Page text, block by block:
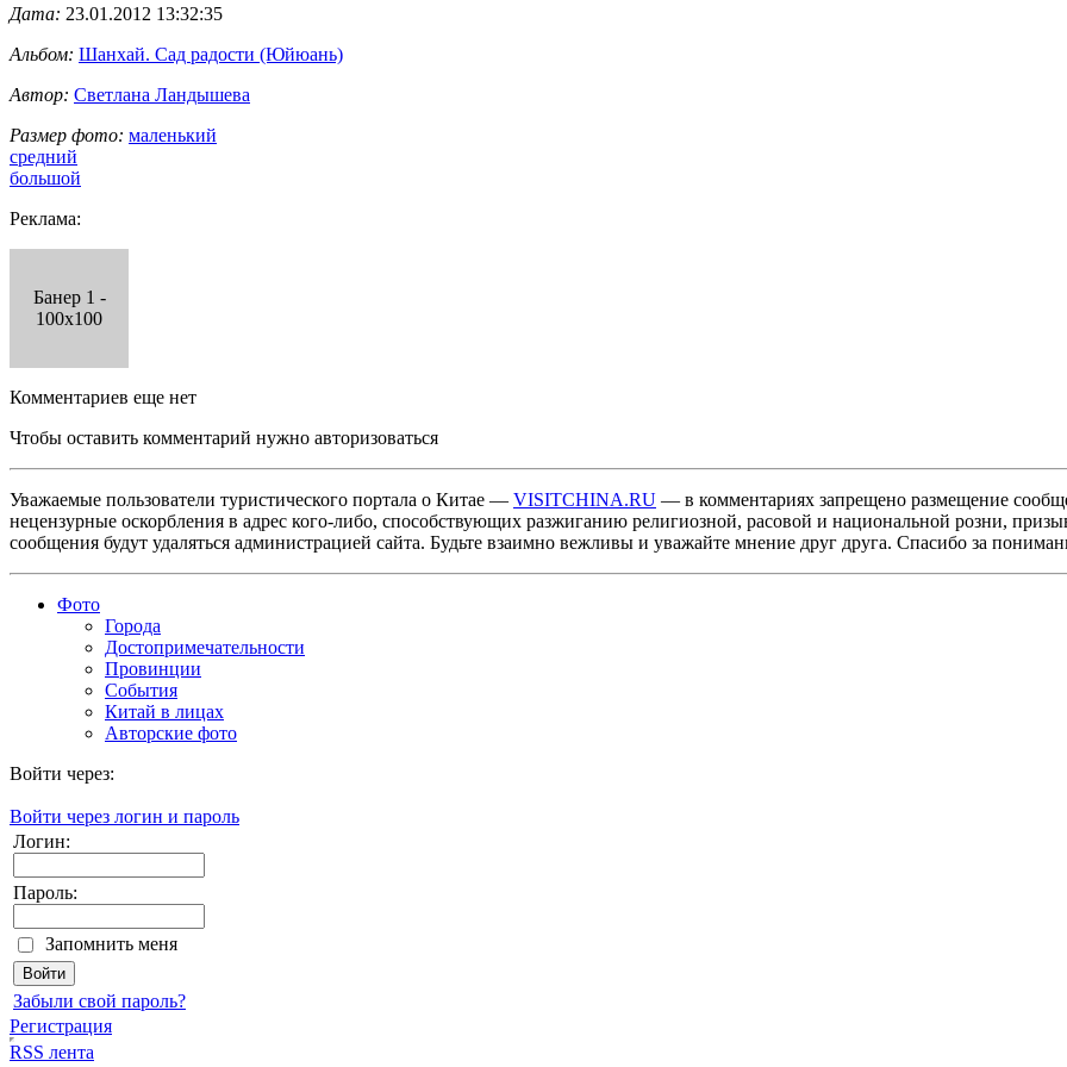
Дата: 23.01.2012 13:32:35
Альбом: Шанхай. Сад радости (Юйюань)
Автор: Светлана Ландышева
Размер фото: маленький
средний
большой
Реклама:
Банер 1 -
100x100
Комментариев еще нет
Чтобы оставить комментарий нужно авторизоваться
Уважаемые пользователи туристического портала о Китае — VISITCHINA.RU — в комментариях запрещено размещение
нецензурные оскорбления в адрес кого-либо, способствующих разжиганию религиозной, расовой и национальной розни,
сообщения будут удаляться администрацией сайта. Будьте взаимно вежливы и уважайте мнение друг друга. Спасибо за
Фото
Города
Достопримечательности
Провинции
События
Китай в лицах
Авторские фото
Войти через:
Войти через логин и пароль
Логин:
Пароль:
Запомнить меня
Забыли свой пароль?
Регистрация
RSS лента